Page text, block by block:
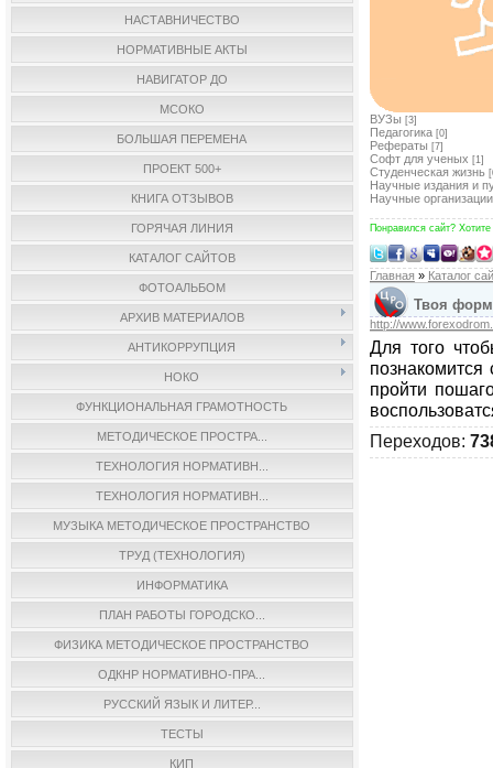
НАСТАВНИЧЕСТВО
НОРМАТИВНЫЕ АКТЫ
НАВИГАТОР ДО
МСОКО
БОЛЬШАЯ ПЕРЕМЕНА
ПРОЕКТ 500+
КНИГА ОТЗЫВОВ
ГОРЯЧАЯ ЛИНИЯ
КАТАЛОГ САЙТОВ
ФОТОАЛЬБОМ
АРХИВ МАТЕРИАЛОВ
АНТИКОРРУПЦИЯ
НОКО
ФУНКЦИОНАЛЬНАЯ ГРАМОТНОСТЬ
МЕТОДИЧЕСКОЕ ПРОСТРА...
ТЕХНОЛОГИЯ НОРМАТИВН...
ТЕХНОЛОГИЯ НОРМАТИВН...
МУЗЫКА МЕТОДИЧЕСКОЕ ПРОСТРАНСТВО
ТРУД (ТЕХНОЛОГИЯ)
ИНФОРМАТИКА
ПЛАН РАБОТЫ ГОРОДСКО...
ФИЗИКА МЕТОДИЧЕСКОЕ ПРОСТРАНСТВО
ОДКНР НОРМАТИВНО-ПРА...
РУССКИЙ ЯЗЫК И ЛИТЕР...
ТЕСТЫ
КИП
ВУЗы [3]
Педагогика [0]
Рефераты [7]
Софт для ученых [1]
Студенческая жизнь
Научные издания и
Научные организации
Понравился сайт?
Главная » Каталог
Твоя
http://
Для того
пройти
Переходов: